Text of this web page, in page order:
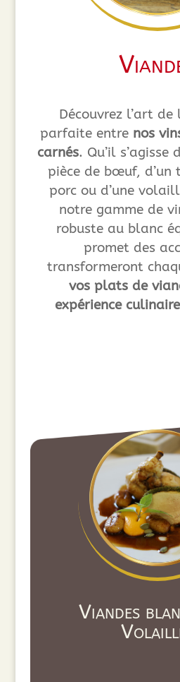
Découvrez l’art de
parfaite entre nos
carnés. Qu’il s’agisse
pièce de bœuf, d’un
porc ou d’une
notre gamme de
robuste au blanc
promet des
transformeront
vos plats de
expérience
Viandes